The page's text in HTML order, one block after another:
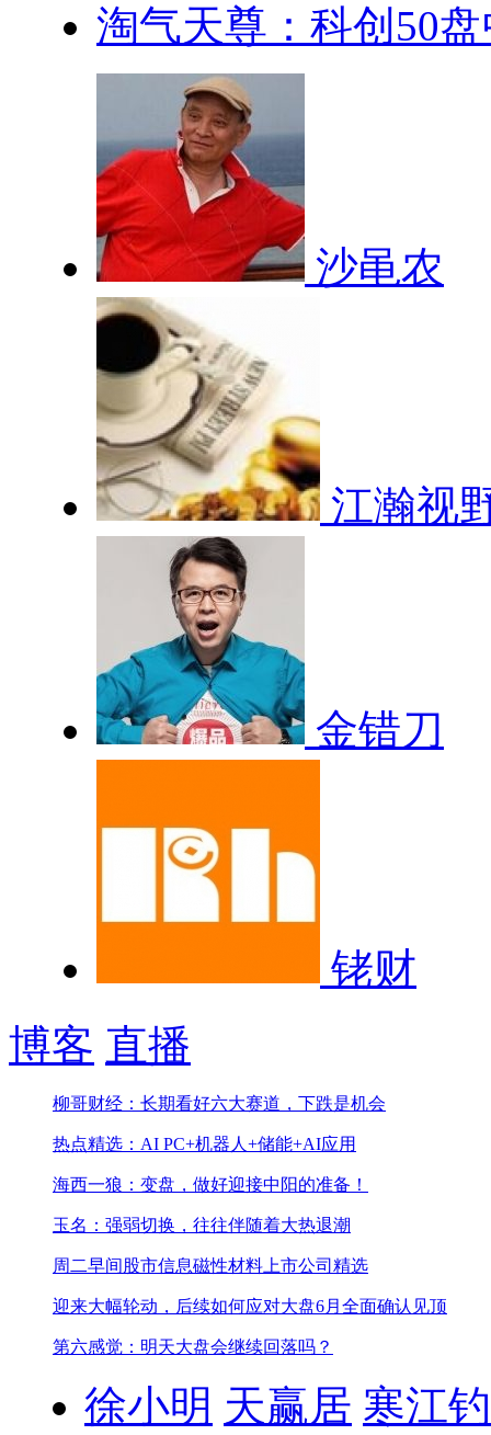
淘气天尊：科创50
沙黾农
江瀚视
金错刀
铑财
博客 直播
柳哥财经：长期看好六大赛道，下跌是机会
热点精选：AI PC+机器人+储能+AI应用
海西一狼：变盘，做好迎接中阳的准备！
玉名：强弱切换，往往伴随着大热退潮
周二早间股市信息磁性材料上市公司精选
迎来大幅轮动，后续如何应对大盘6月全面确认见顶
第六感觉：明天大盘会继续回落吗？
徐小明 天赢居 寒江